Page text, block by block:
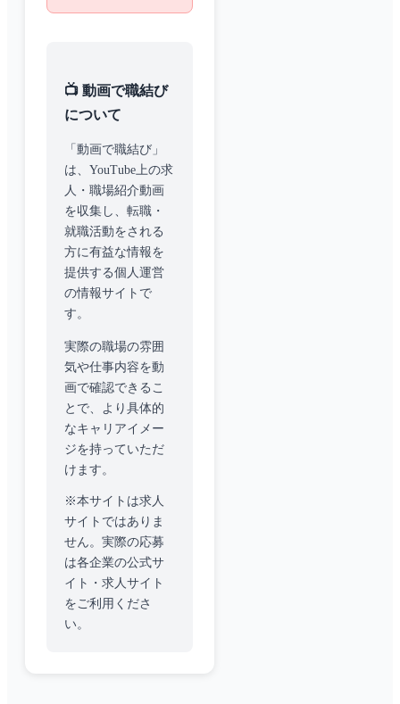
📺 動画で職結び
について
「動画で職結び」
は、YouTube上の求
人・職場紹介動画
を収集し、転職・
就職活動をされる
方に有益な情報を
提供する個人運営
の情報サイトで
す。
実際の職場の雰囲
気や仕事内容を動
画で確認できるこ
とで、より具体的
なキャリアイメー
ジを持っていただ
けます。
※本サイトは求人
サイトではありま
せん。実際の応募
は各企業の公式サ
イト・求人サイト
をご利用くださ
い。